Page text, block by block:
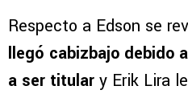
Respecto a Edson se
llegó cabizbajo debido
a ser titular y Erik Lira